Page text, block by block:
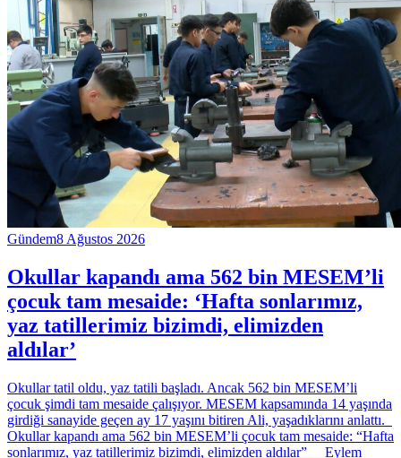
Gündem8 Ağustos 2026
Okullar kapandı ama 562 bin MESEM’li
çocuk tam mesaide: ‘Hafta sonlarımız,
yaz tatillerimiz bizimdi, elimizden
aldılar’
Okullar tatil oldu, yaz tatili başladı. Ancak 562 bin MESEM’li
çocuk şimdi tam mesaide çalışıyor. MESEM kapsamında 14 yaşında
girdiği sanayide geçen ay 17 yaşını bitiren Ali, yaşadıklarını anlattı.
Okullar kapandı ama 562 bin MESEM’li çocuk tam mesaide: “Hafta
sonlarımız, yaz tatillerimiz bizimdi, elimizden aldılar” Eylem